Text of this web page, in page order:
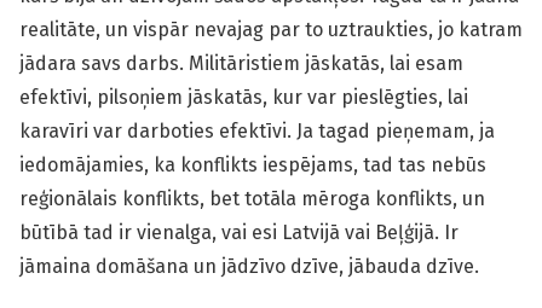
realitāte, un vispār nevajag par to uztraukties, jo katram
jādara savs darbs. Militāristiem jāskatās, lai esam
efektīvi, pilsoņiem jāskatās, kur var pieslēgties, lai
karavīri var darboties efektīvi. Ja tagad pieņemam, ja
iedomājamies, ka konflikts iespējams, tad tas nebūs
reģionālais konflikts, bet totāla mēroga konflikts, un
būtībā tad ir vienalga, vai esi Latvijā vai Beļģijā. Ir
jāmaina domāšana un jādzīvo dzīve, jābauda dzīve.